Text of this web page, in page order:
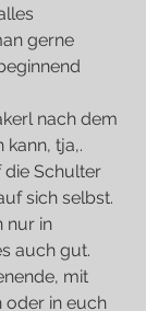
gerne
nach dem
tja,.
die Schulter
sich selbst.
nur in
auch gut.
mit
oder in euch